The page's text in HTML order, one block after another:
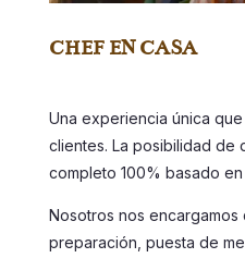
CHEF EN CASA
Una experiencia única
clientes. La posibilidad de
completo 100% basado
Nosotros nos encargamos
preparación, puesta de